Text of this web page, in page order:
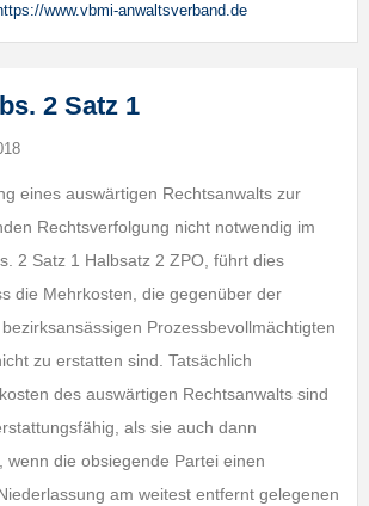
www.vbmi-anwaltsverband.de
2 Satz 1
eines auswärtigen Rechtsanwalts zur
Rechtsverfolgung nicht notwendig im
2 Satz 1 Halbsatz 2 ZPO, führt dies
die Mehrkosten, die gegenüber der
Prozessbevollmächtigten
zu erstatten sind. Tatsächlich
des auswärtigen Rechtsanwalts sind
als sie auch dann
wenn die obsiegende Partei einen
am weitest entfernt gelegenen